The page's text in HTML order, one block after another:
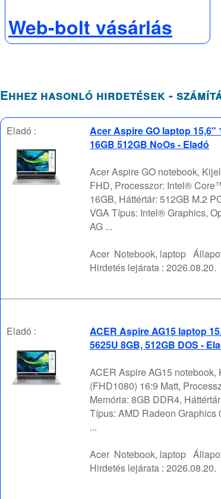
Web-bolt vásárlás
Ehhez hasonló hirdetések -
Eladó :
Acer Aspire GO laptop 15,6"
16GB 512GB NoOs - Eladó
Acer Aspire GO notebook,
FHD, Processzor: Intel®
16GB, Háttértár: 512GB M.2
VGA Típus: Intel® Graphics,
AG ...
Acer Notebook, laptop
Hirdetés lejárata : 2026.08.20.
Eladó :
ACER Aspire AG15 laptop
5625U 8GB, 512GB DOS -
ACER Aspire AG15
(FHD1080) 16:9 Matt,
Memória: 8GB DDR4,
Típus: AMD Radeon Graphics
...
Acer Notebook, laptop
Hirdetés lejárata : 2026.08.20.